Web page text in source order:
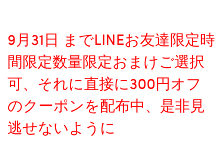
9月31日 までLINEお友達限定時
間限定数量限定おまけご選択
可、それに直接に300円オフ
のクーポンを配布中、是非見
逃せないように